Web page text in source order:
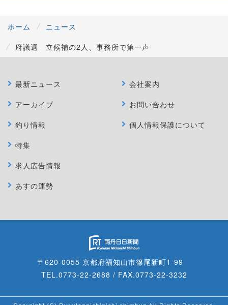
ホーム
ニュース
府議選 立候補の2人、事務所で第一声
最新ニュース
アーカイブ
釣り情報
特集
求人広告情報
あすの運勢
会社案内
お問い合わせ
個人情報保護について
〒620-0055 京都府福知山市篠尾新町1-99
TEL.0773-22-2688 / FAX.0773-22-3232